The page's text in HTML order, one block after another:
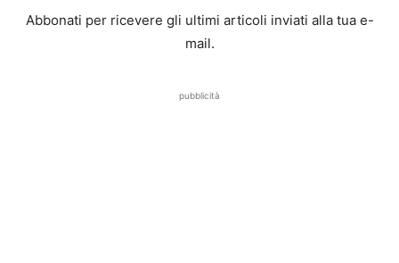
Abbonati per ricevere gli ultimi articoli inviati alla tua e-
mail.
pubblicità